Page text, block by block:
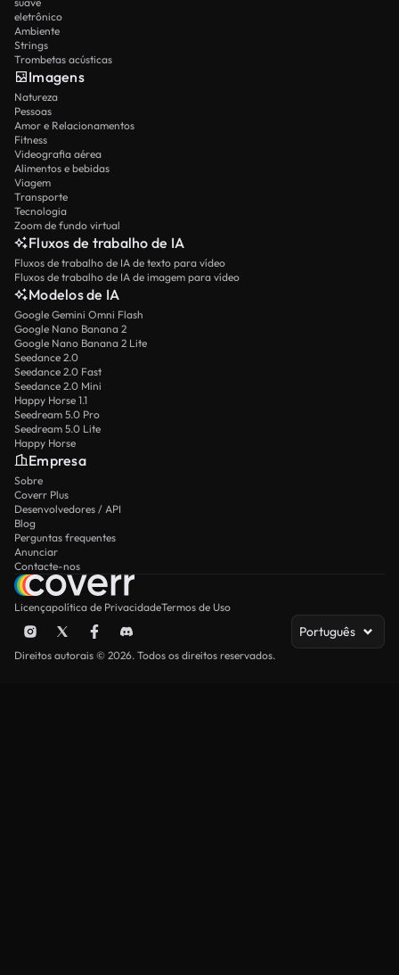
eletrônico
Ambiente
Strings
Trombetas acústicas
Imagens
Natureza
Pessoas
Amor e Relacionamentos
Fitness
Videografia aérea
Alimentos e bebidas
Viagem
Transporte
Tecnologia
Zoom de fundo virtual
Fluxos de trabalho de IA
Fluxos de trabalho de IA de texto para vídeo
Fluxos de trabalho de IA de imagem para vídeo
Modelos de IA
Google Gemini Omni Flash
Google Nano Banana 2
Google Nano Banana 2 Lite
Seedance 2.0
Seedance 2.0 Fast
Seedance 2.0 Mini
Happy Horse 1.1
Seedream 5.0 Pro
Seedream 5.0 Lite
Happy Horse
Empresa
Sobre
Coverr Plus
Desenvolvedores / API
Blog
Perguntas frequentes
Anunciar
Contacte-nos
Licençapolítica de PrivacidadeTermos de Uso
Português
Direitos autorais © 2026. Todos os direitos reservados.